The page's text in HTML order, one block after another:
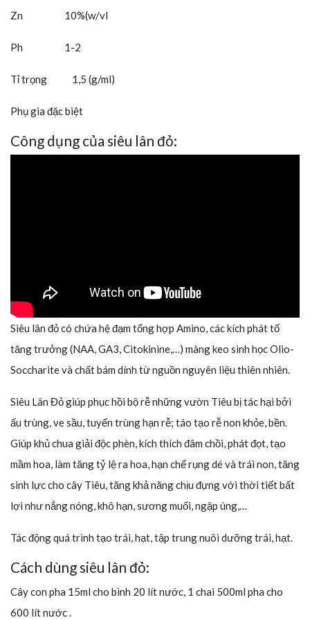
Zn 10%(w/vl
Ph 1-2
Tỉ trọng 1,5 (g/ml)
Phụ gia đặc biệt
Công dụng của siêu lân đỏ:
Siêu lân đỏ có chứa hệ đạm tổng hợp Amino, các kích phát tố
tăng trưởng (NAA, GA3, Citokinine,…) màng keo sinh học Olio-
Soccharite và chất bám dính từ nguồn nguyên liệu thiên nhiên.
Siêu Lân Đỏ giúp phục hồi bộ rễ những vườn Tiêu bị tác hại bởi
ấu trùng, ve sầu, tuyến trùng hạn rễ; táo tạo rễ non khỏe, bền.
Giúp khủ chua giải độc phèn, kích thích đâm chồi, phát đọt, tạo
mầm hoa, làm tăng tỷ lệ ra hoa, hạn chế rụng dé và trái non, tăng
sinh lực cho cây Tiêu, tăng khả năng chịu đựng với thời tiết bất
lợi như nắng nóng, khô hạn, sương muối, ngập úng,…
Tác động quá trình tạo trái, hạt, tập trung nuôi dưỡng trái, hạt.
Cách dùng siêu lân đỏ:
Cây con pha 15ml cho bình 20 lít nước, 1 chai 500ml pha cho
600 lít nước .